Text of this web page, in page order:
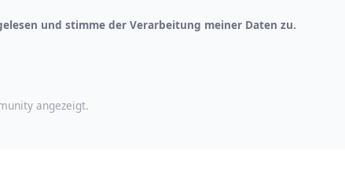
und stimme der Verarbeitung meiner Daten zu.
angezeigt.